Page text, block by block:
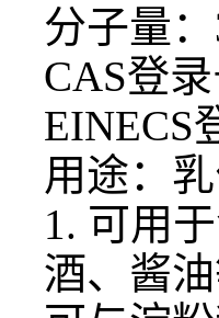
分子量：
CAS登
EINECS
用途：乳
1. 可用
酒、酱